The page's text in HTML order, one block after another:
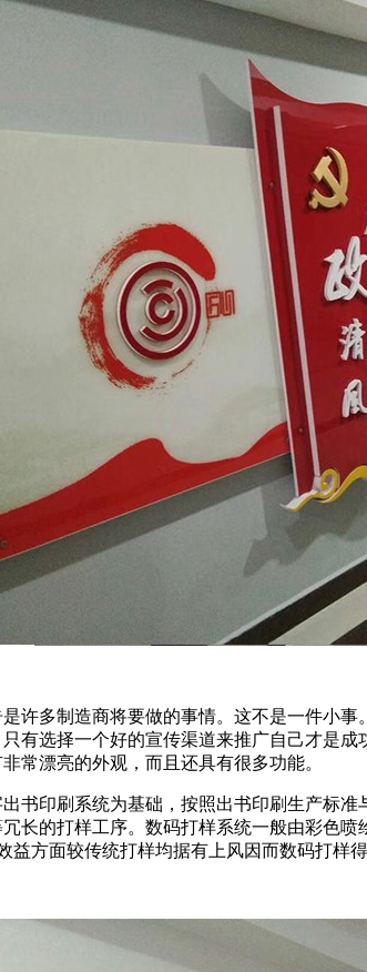
许多制造商将要做的事情。这不是一件小
有选择一个好的宣传渠道来推广自己才是
常漂亮的外观，而且还具有很多功能。
书印刷系统为基础，按照出书印刷生产标
长的打样工序。数码打样系统一般由彩色
方面较传统打样均据有上风因而数码打样得